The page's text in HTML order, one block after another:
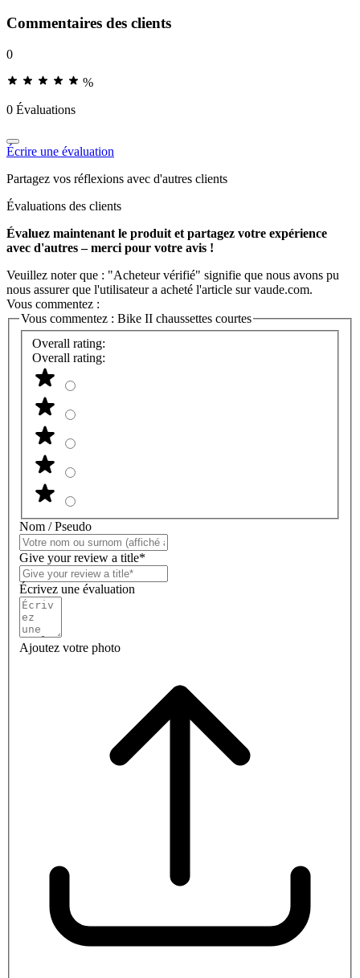
Commentaires des clients
0
%
0 Évaluations
Écrire une évaluation
Partagez vos réflexions avec d'autres clients
Évaluations des clients
Évaluez maintenant le produit et partagez votre expérience
avec d'autres – merci pour votre avis !
Veuillez noter que : "Acheteur vérifié" signifie que nous avons pu
nous assurer que l'utilisateur a acheté l'article sur vaude.com.
Vous commentez :
Vous commentez : Bike II chaussettes courtes
Overall rating:
Overall rating:
Nom / Pseudo
Give your review a title*
Écrivez une évaluation
Ajoutez votre photo